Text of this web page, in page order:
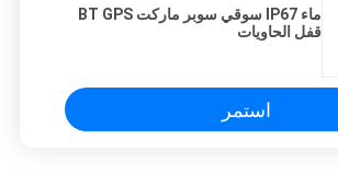
ماء IP67 سوقي سوبر ماركت BT GPS
قفل الحاويات
استمر